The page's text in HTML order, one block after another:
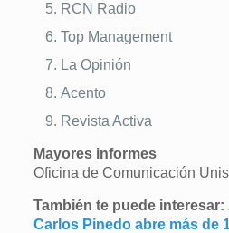
RCN Radio
Top Management
La Opinión
Acento
Revista Activa
Mayores informes
Oficina de Comunicación
También te puede interesar:
Carlos Pinedo abre más de